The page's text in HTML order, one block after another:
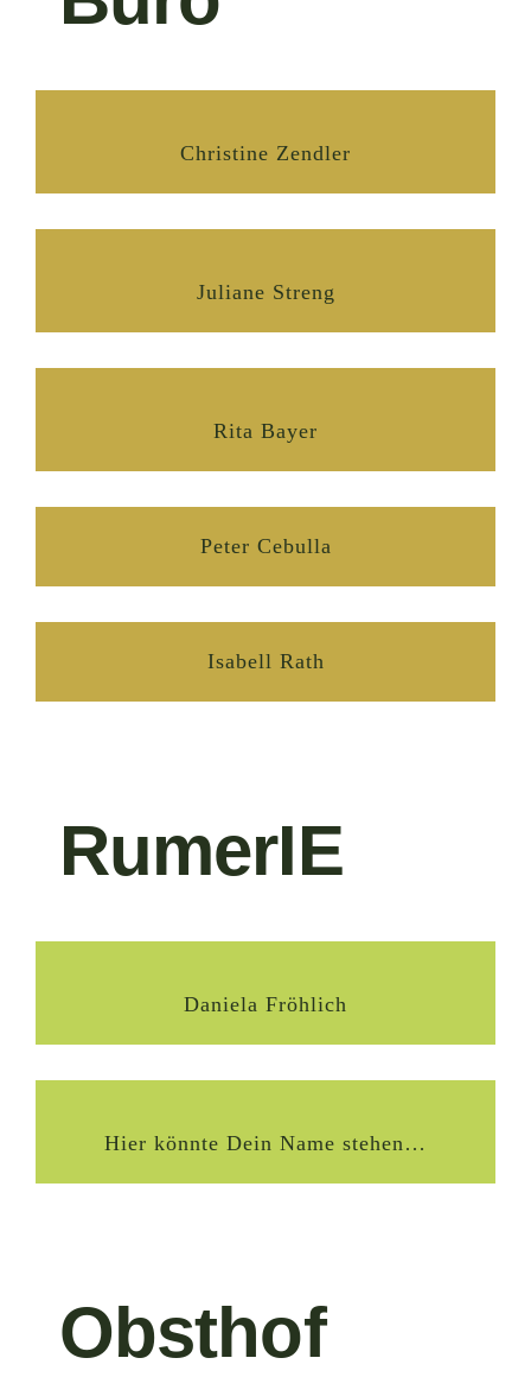
Christine Zendler
Juliane Streng
Rita Bayer
Peter Cebulla
Isabell Rath
RumerIE
Daniela Fröhlich
Hier könnte Dein Name stehen…
Obsthof